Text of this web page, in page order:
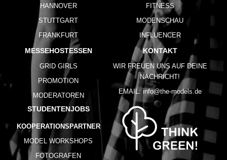
HANNOVER
STUTTGART
FRANKFURT
FITNESS
MODENSCHAU
INFLUENCER
MESSEHOSTESSEN
GRID GIRLS
PROMOTION
MODERATOREN
STUDENTENJOBS
KOOPERATIONSPARTNER
MODEL WORKSHOPS
FOTOGRAFEN
KONTAKT
WIR FREUEN UNS AUF DEINE
NACHRICHT!
EMAIL: info@the-models.de